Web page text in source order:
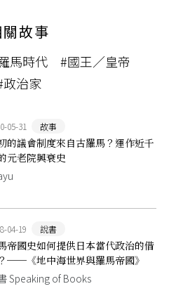
故事
馬時代
#國王／皇帝
政治家
05-31 故事
的議會制度來自古羅馬？運作近千
元老院興衰史
04-19 說書
帝國史如何提供日本當代政治的借
──《地中海世界與羅馬帝國》
Speaking of Books